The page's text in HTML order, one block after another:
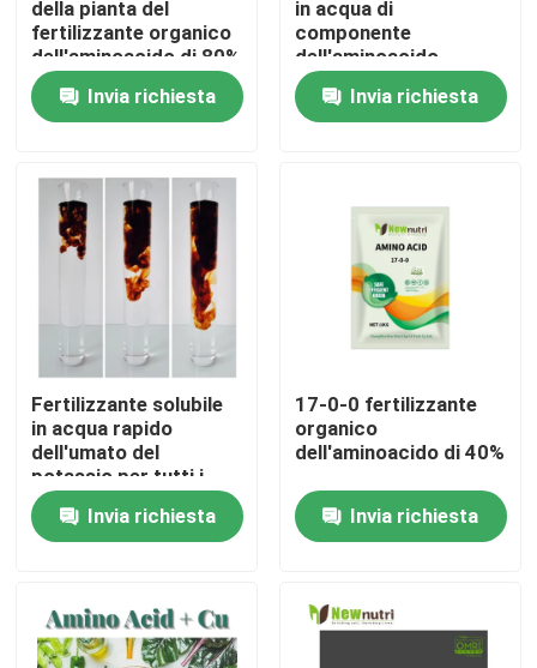
Chi siamo
Contatti
Prodotti
Fertilizzante organico di acido umico
Fertilizzante organico dell'aminoacido
Fertilizzante organico dell'azoto
Fertilizzante dell'umato del potassio
Polvere acida fulvica
della pianta del
fertilizzante organico
dell'aminoacido di 80%
Invia richiesta
in acqua di
componente
dell'aminoacido
dell'azoto 60 di OMRI
15
Invia richiesta
Fertilizzante solubile
in acqua rapido
dell'umato del
potassio per tutti i
raccolti
Invia richiesta
17-0-0 fertilizzante
organico
dell'aminoacido di 40%
Invia richiesta